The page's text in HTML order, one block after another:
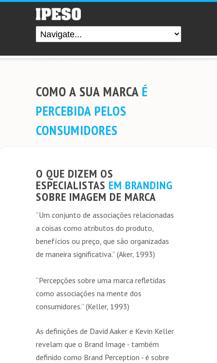
COMO A SUA MARCA É
PERCEBIDA PELOS
CONSUMIDORES
O QUE DIZEM OS
ESPECIALISTAS EM BRANDING
SOBRE IMAGEM DE MARCA
“Um conjunto de associações relacionadas
a coisas como atributos do produto,
benefícios ou preço, que são organizadas
de maneira significativa.” (Aker, 1993)
“Percepções sobre uma marca refletidas
como associações na mente dos
consumidores.” (Keller, 1993)
As definições de David Aaker e Kevin Keller
revelam que o Brand Image - também
definido como Brand Perception - é sobre